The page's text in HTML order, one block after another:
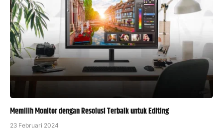
Memilih Monitor dengan Resolusi Terbaik untuk Editing
23 Februari 2024